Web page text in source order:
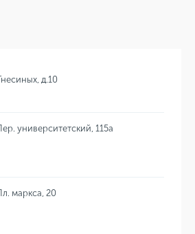
д.10
университетский, 115а
маркса, 20